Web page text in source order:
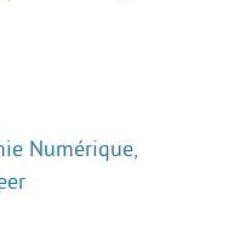
Numérique,